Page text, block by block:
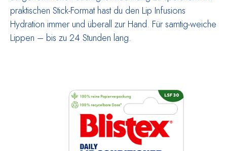
praktischen Stick-Format hast du den Lip Infusions
Hydration immer und überall zur Hand. Für samtig-weiche
Lippen – bis zu 24 Stunden lang.